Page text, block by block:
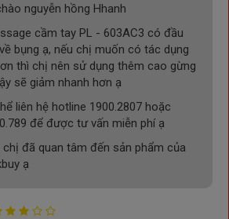
nguyễn hồng Hhanh
cầm tay PL - 603AC3 có đầu
bụng ạ, nếu chị muốn có tác dụng
thì chị nên sử dụng thêm cao gừng
sẽ giảm nhanh hơn ạ
liên hệ hotline 1900.2807 hoặc
để được tư vấn miễn phí ạ
chị đã quan tâm đến sản phẩm của
ạ